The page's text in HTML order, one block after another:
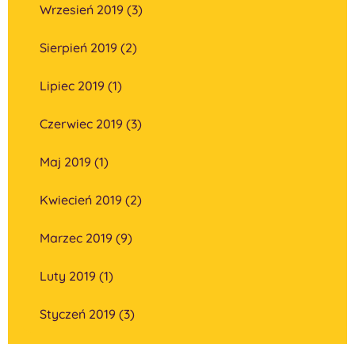
Wrzesień 2019 (3)
Sierpień 2019 (2)
Lipiec 2019 (1)
Czerwiec 2019 (3)
Maj 2019 (1)
Kwiecień 2019 (2)
Marzec 2019 (9)
Luty 2019 (1)
Styczeń 2019 (3)